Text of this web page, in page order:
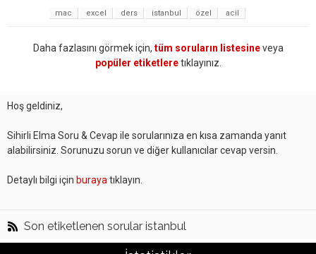
mac
excel ders istanbul özel acil
Daha fazlasını görmek için, tüm soruların listesineveya
popüler etiketleretıklayınız.
Hoş geldiniz,
Sihirli Elma Soru & Cevap ile sorularınıza en kısa zamanda yanıt
alabilirsiniz. Sorunuzu sorun ve diğer kullanıcılar cevap versin.
Detaylı bilgi için buraya tıklayın.
Son etiketlenen sorular istanbul